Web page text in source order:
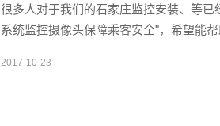
很多人对于我们的石家庄监控安装、等
系统监控摄像头保障乘客安全"，希望能
2017-10-23